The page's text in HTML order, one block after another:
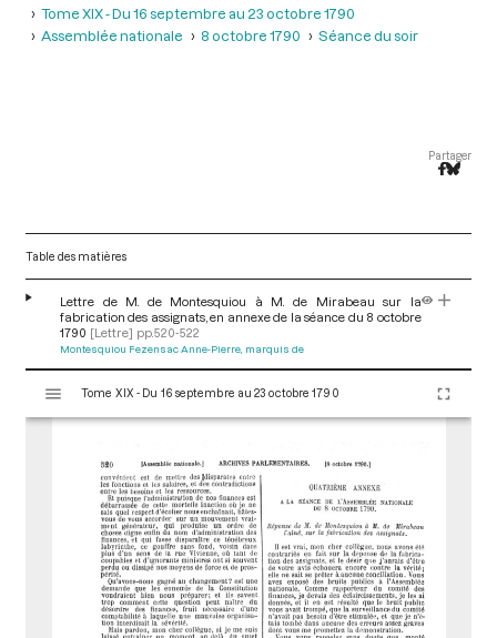
Tome XIX - Du 16 septembre au 23 octobre 1790
Assemblée nationale
8 octobre 1790 Séance du soir
Partager
Table des matières
Lettre de M. de Montesquiou à M. de Mirabeau sur la
fabrication des assignats, en annexe de la séance du 8 octobre
1790 [Lettre] pp.520-522
Montesquiou Fezensac Anne-Pierre, marquis de
s
Tome XIX - Du 16 septembre au 23 octobre 1790